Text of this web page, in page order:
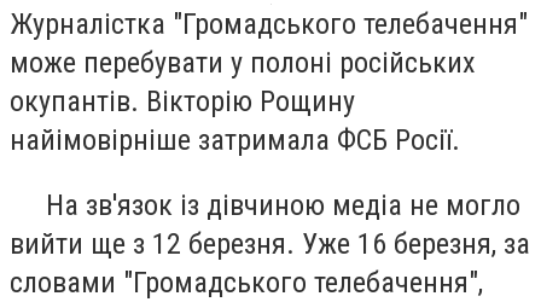
Журналістка "Громадського телебачення"
може перебувати у полоні російських
окупантів. Вікторію Рощину
найімовірніше затримала ФСБ Росії.
На зв'язок із дівчиною медіа не могло
вийти ще з 12 березня. Уже 16 березня, за
словами "Громадського телебачення",